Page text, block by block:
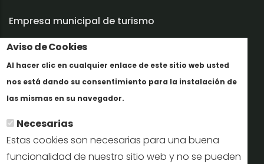
Aviso de Cookies
Al hacer clic en cualquier enlace de este sitio web usted
nos está dando su consentimiento para la instalación de
las mismas en su navegador.
Necesarias
Estas cookies son necesarias para una buena
funcionalidad de nuestro sitio web y no se pueden
Empresa municipal de turismo
Trabaja con nosotros
Informes y documentación
Perfil del contratante
Oficinas de Turismo
reservas@turismodesegovia.com